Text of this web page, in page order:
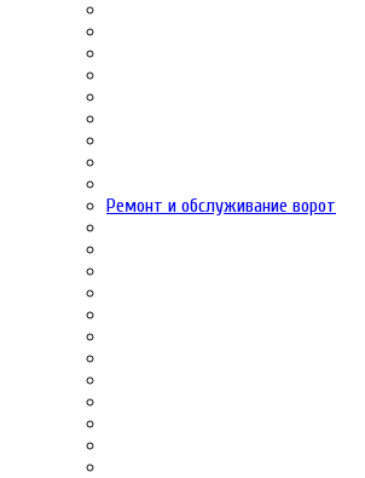
Ремонт и обслуживание ворот